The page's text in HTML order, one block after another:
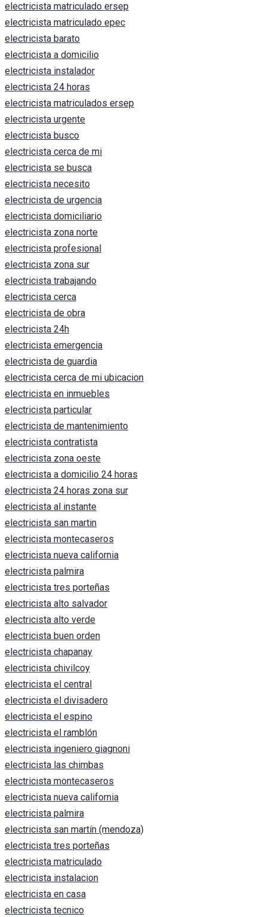
electricista matriculado ersep
electricista matriculado epec
electricista barato
electricista a domicilio
electricista instalador
electricista 24 horas
electricista matriculados ersep
electricista urgente
electricista busco
electricista cerca de mi
electricista se busca
electricista necesito
electricista de urgencia
electricista domiciliario
electricista zona norte
electricista profesional
electricista zona sur
electricista trabajando
electricista cerca
electricista de obra
electricista 24h
electricista emergencia
electricista de guardia
electricista cerca de mi ubicacion
electricista en inmuebles
electricista particular
electricista de mantenimiento
electricista contratista
electricista zona oeste
electricista a domicilio 24 horas
electricista 24 horas zona sur
electricista al instante
electricista san martin
electricista montecaseros
electricista nueva california
electricista palmira
electricista tres porteñas
electricista alto salvador
electricista alto verde
electricista buen orden
electricista chapanay
electricista chivilcoy
electricista el central
electricista el divisadero
electricista el espino
electricista el ramblón
electricista ingeniero giagnoni
electricista las chimbas
electricista montecaseros
electricista nueva california
electricista palmira
electricista san martín (mendoza)
electricista tres porteñas
electricista matriculado
electricista instalacion
electricista en casa
electricista tecnico